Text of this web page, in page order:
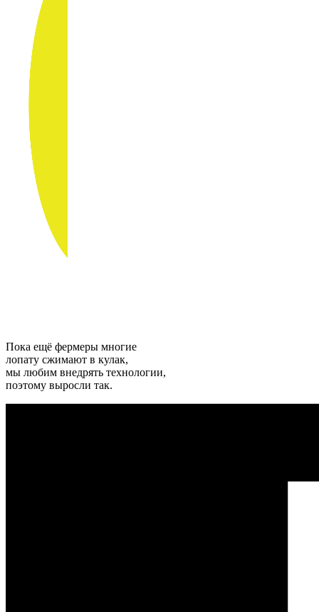
Пока ещё фермеры многие
лопату сжимают в кулак,
мы любим внедрять технологии,
поэтому выросли так.